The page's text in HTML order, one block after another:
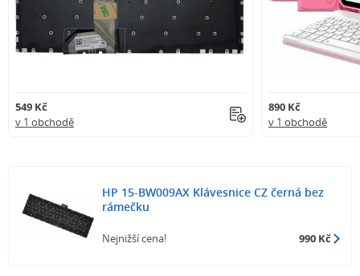
549 Kč
v 1 obchodě
890 Kč
v 1 obchodě
HP 15-BW009AX Klávesnice CZ černá bez
rámečku
Nejnižší cena! 990 Kč